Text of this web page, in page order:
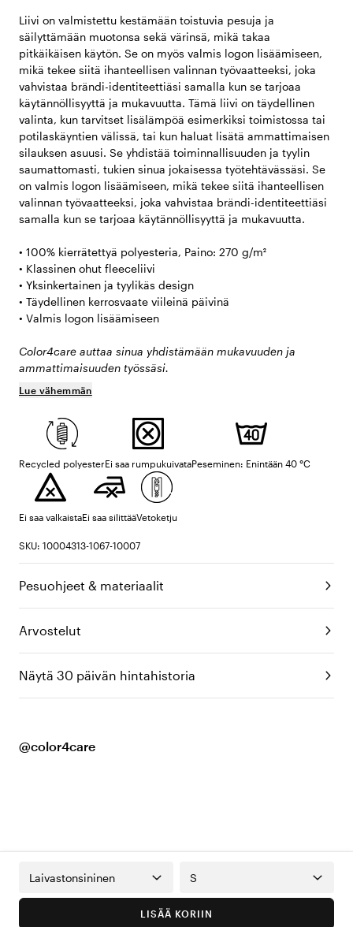
Liivi on valmistettu kestämään toistuvia pesuja ja
säilyttämään muotonsa sekä värinsä, mikä takaa
pitkäikäisen käytön. Se on myös valmis logon lisäämiseen,
mikä tekee siitä ihanteellisen valinnan työvaatteeksi, joka
vahvistaa brändi-identiteettiäsi samalla kun se tarjoaa
käytännöllisyyttä ja mukavuutta. Tämä liivi on täydellinen
valinta, kun tarvitset lisälämpöä esimerkiksi toimistossa tai
potilaskäyntien välissä, tai kun haluat lisätä ammattimaisen
silauksen asuusi. Se yhdistää toiminnallisuuden ja tyylin
saumattomasti, tukien sinua jokaisessa työtehtävässäsi. Se
on valmis logon lisäämiseen, mikä tekee siitä ihanteellisen
valinnan työvaatteeksi, joka vahvistaa brändi-identiteettiäsi
samalla kun se tarjoaa käytännöllisyyttä ja mukavuutta.
• 100% kierrätettyä polyesteria, Paino: 270 g/m²
• Klassinen ohut fleeceliivi
• Yksinkertainen ja tyylikäs design
• Täydellinen kerrosvaate viileinä päivinä
• Valmis logon lisäämiseen
Color4care auttaa sinua yhdistämään mukavuuden ja
ammattimaisuuden työssäsi.
Lue vähemmän
Recycled polyesterEi saa rumpukuivataPeseminen: Enintään 40 °C
Ei saa valkaistaEi saa silittääVetoketju
SKU: 10004313-1067-10007
Pesuohjeet & materiaalit
Arvostelut
Näytä 30 päivän hintahistoria
@color4care
Laivastonsininen S
LISÄÄ KORIIN